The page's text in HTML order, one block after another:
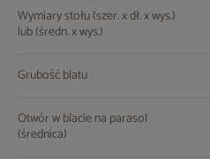
Wymiary stołu (szer. x dł. x wys.)
lub (średn. x wys.)
Grubość blatu
Otwór w blacie na parasol
(średnica)